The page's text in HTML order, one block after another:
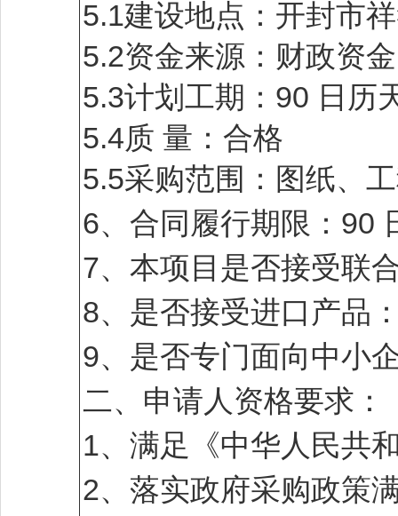
5.1建设地点：开封市
5.2资金来源：财政资金
5.3计划工期：90 日历
5.4质 量：合格
5.5采购范围：图纸、
6、合同履行期限：90
7、本项目是否接受联
8、是否接受进口产品
9、是否专门面向中小
二、申请人资格要求：
1、满足《中华人民共
2、落实政府采购政策